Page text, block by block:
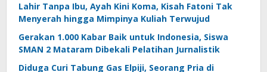
Lahir Tanpa Ibu, Ayah Kini Koma, Kisah Fatoni Tak
Menyerah hingga Mimpinya Kuliah Terwujud
Gerakan 1.000 Kabar Baik untuk Indonesia, Siswa
SMAN 2 Mataram Dibekali Pelatihan Jurnalistik
Diduga Curi Tabung Gas Elpiji, Seorang Pria di